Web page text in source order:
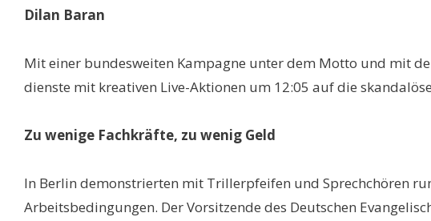
Dilan Baran
Mit einer bundesweiten Kampagne unter dem Motto und mit
dienste mit kreativen Live-Aktionen um 12:05 auf die
Zu wenige Fachkräfte, zu wenig Geld
In Berlin demonstrierten mit Trillerpfeifen und Sprechchören
Arbeitsbedingungen. Der Vorsitzende des Deutschen